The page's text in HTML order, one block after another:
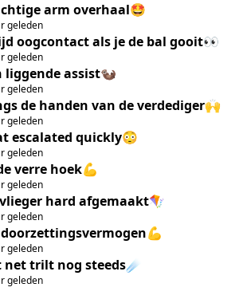
arm overhaal🤩
geleden
oogcontact als je de bal gooit👀
geleden
liggende assist🦦
geleden
de handen van de verdediger🙌
geleden
escalated quickly😳
geleden
verre hoek💪
geleden
hard afgemaakt🪁
geleden
doorzettingsvermogen💪
geleden
net trilt nog steeds☄️
geleden